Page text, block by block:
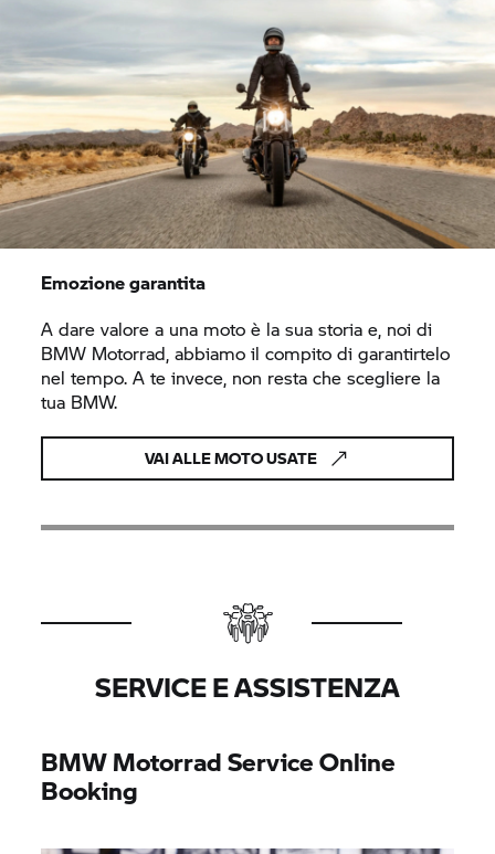
Emozione garantita
A dare valore a una moto è la sua storia e, noi di
BMW Motorrad, abbiamo il compito di garantirtelo
nel tempo. A te invece, non resta che scegliere la
tua BMW.
VAI ALLE MOTO USATE
SERVICE E ASSISTENZA
BMW MotorradService Online
Booking